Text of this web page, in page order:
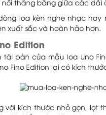
nối thăng bằng giữa các dải
loa kèn nghe nhạc
xuất sắc và hoàn hảo hơn.
Edition
tái bản của mẫu loa Uno
Fino Edition lại có kích
với kích thước nhỏ gọn, lọt